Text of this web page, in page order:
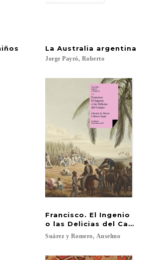
La Australia argentina
Jorge Payró, Roberto
Francisco. El Ingenio
o las Delicias del Campo
Suárez y Romero, Anselmo